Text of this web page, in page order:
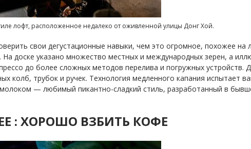
лофт, расположенное недалеко от оживленной улицы Донг Хой.
свои дегустационные навыки, чем это огромное, похожее
доске указано множество местных и международных зерен, а
до более сложных методов перелива и погружных устройств.
колб, трубок и ручек. Технология медленного капания испытает
— любимый пикантно-сладкий стиль, разработанный в
: ХОРОШО ВЗБИТЬ КОФЕ